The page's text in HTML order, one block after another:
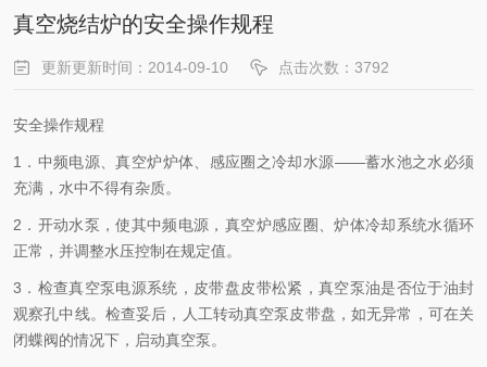
真空烧结炉的安全操作规程
更新更新时间：2014-09-10 点击次数：3792
安全操作规程
1．中频电源、真空炉炉体、感应圈之冷却水源——蓄水池之水必须
充满，水中不得有杂质。
2．开动水泵，使其中频电源，真空炉感应圈、炉体冷却系统水循环
正常，并调整水压控制在规定值。
3．检查真空泵电源系统，皮带盘皮带松紧，真空泵油是否位于油封
观察孔中线。检查妥后，人工转动真空泵皮带盘，如无异常，可在关
闭蝶阀的情况下，启动真空泵。